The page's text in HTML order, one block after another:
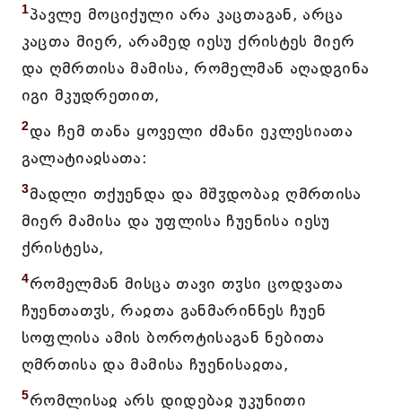
1პავლე მოციქული არა კაცთაგან, არცა
კაცთა მიერ, არამედ იესუ ქრისტეს მიერ
და ღმრთისა მამისა, რომელმან აღადგინა
იგი მკუდრეთით,
2და ჩემ თანა ყოველი ძმანი ეკლესიათა
გალატიაჲსათა:
3მადლი თქუენდა და მშჳდობაჲ ღმრთისა
მიერ მამისა და უფლისა ჩუენისა იესუ
ქრისტესა,
4რომელმან მისცა თავი თჳსი ცოდვათა
ჩუენთათჳს, რაჲთა განმარინნეს ჩუენ
სოფლისა ამის ბოროტისაგან ნებითა
ღმრთისა და მამისა ჩუენისაჲთა,
5რომლისაჲ არს დიდებაჲ უკუნითი